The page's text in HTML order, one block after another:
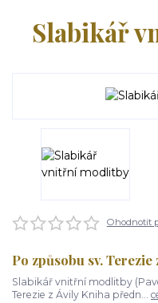
Slabikář
Ohodnotit
Po způsobu sv. Terezie
Slabikář vnitřní modlitby
Terezie z Ávily Kniha předn...